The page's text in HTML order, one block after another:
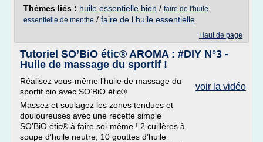
Thèmes liés : huile essentielle bien / faire de l'huile
essentielle de menthe / faire de l huile essentielle
Haut de page
Tutoriel SO’BiO étic® AROMA : #DIY N°3 -
Huile de massage du sportif !
voir la vidéo
Réalisez vous-même l’huile de massage du
sportif bio avec SO’BiO étic®
Massez et soulagez les zones tendues et
douloureuses avec une recette simple
SO’BiO étic® à faire soi-même ! 2 cuillères à
soupe d’huile neutre, 10 gouttes d’huile